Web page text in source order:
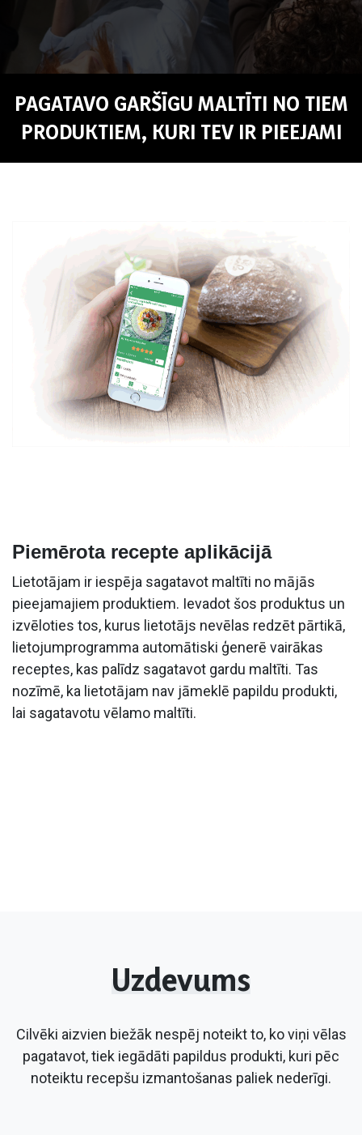
PAGATAVO GARŠĪGU MALTĪTI NO TIEM
PRODUKTIEM, KURI TEV IR PIEEJAMI
Piemērota recepte aplikācijā
Lietotājam ir iespēja sagatavot maltīti no mājās
pieejamajiem produktiem. Ievadot šos produktus un
izvēloties tos, kurus lietotājs nevēlas redzēt pārtikā,
lietojumprogramma automātiski ģenerē vairākas
receptes, kas palīdz sagatavot gardu maltīti. Tas
nozīmē, ka lietotājam nav jāmeklē papildu produkti,
lai sagatavotu vēlamo maltīti.
Uzdevums
Cilvēki aizvien biežāk nespēj noteikt to, ko viņi vēlas
pagatavot, tiek iegādāti papildus produkti, kuri pēc
noteiktu recepšu izmantošanas paliek nederīgi.